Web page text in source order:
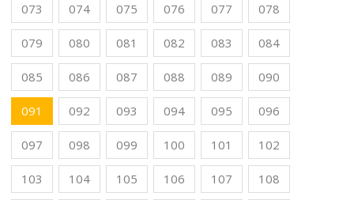
073 074 075 076 077 078
079 080 081 082 083 084
085 086 087 088 089 090
091 092 093 094 095 096
097 098 099 100 101 102
103 104 105 106 107 108